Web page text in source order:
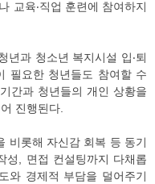
교육‧직업 훈련에 참여하지
년과 청소년 복지시설 입‧퇴
필요한 청년들도 참여할 수
간과 청년들의 개인 상황을
진행된다.
비롯해 자신감 회복 등 동기
성, 면접 컨설팅까지 다채롭
와 경제적 부담을 덜어주기